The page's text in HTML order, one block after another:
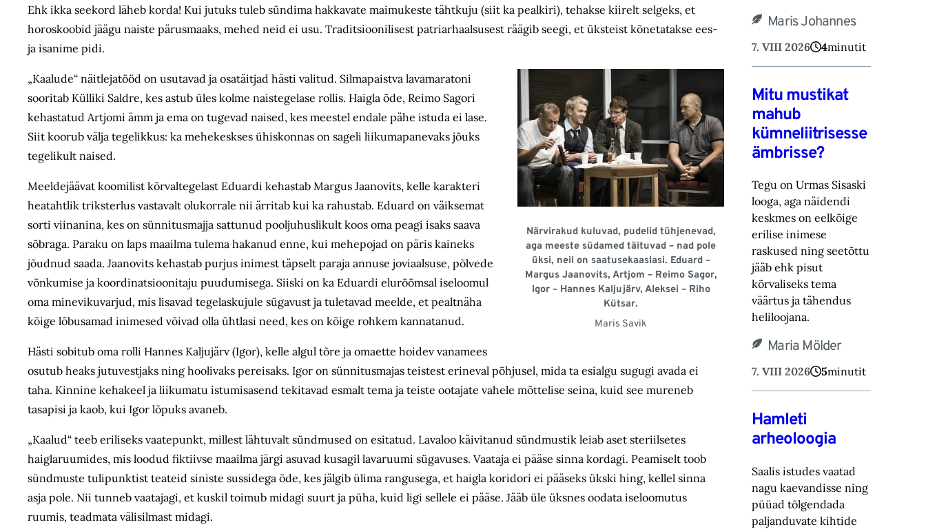
Ehk ikka seekord läheb korda! Kui jutuks tuleb sündima hakkavate maimukeste tähtkuju (siit ka pealkiri), tehakse kiirelt selgeks, et
horoskoobid jäägu naiste pärusmaaks, mehed neid ei usu. Traditsioonilisest patriarhaalsusest räägib seegi, et üksteist kõnetatakse ees-
ja isanime pidi.
Närvirakud kuluvad, pudelid tühjenevad,
aga meeste südamed täituvad – nad pole
üksi, neil on saatusekaaslasi. Eduard –
Margus Jaanovits, Artjom – Reimo Sagor,
Igor – Hannes Kaljujärv, Aleksei – Riho
Kütsar.
Maris Savik
„Kaalude“ näitlejatööd on usutavad ja osatäitjad hästi valitud. Silmapaistva lavamaratoni
sooritab Külliki Saldre, kes astub üles kolme naistegelase rollis. Haigla õde, Reimo Sagori
kehastatud Artjomi ämm ja ema on tugevad naised, kes meestel endale pähe istuda ei lase.
Siit koorub välja tegelikkus: ka mehekeskses ühiskonnas on sageli liikumapanevaks jõuks
tegelikult naised.
Meeldejäävat koomilist kõrvaltegelast Eduardi kehastab Margus Jaanovits, kelle karakteri
heatahtlik triksterlus vastavalt olukorrale nii ärritab kui ka rahustab. Eduard on väiksemat
sorti viinanina, kes on sünnitusmajja sattunud pooljuhuslikult koos oma peagi isaks saava
sõbraga. Paraku on laps maailma tulema hakanud enne, kui mehepojad on päris kaineks
jõudnud saada. Jaanovits kehastab purjus inimest täpselt paraja annuse joviaalsuse, põlvede
võnkumise ja koordinatsioonitaju puudumisega. Siiski on ka Eduardi elurõõmsal iseloomul
oma minevikuvarjud, mis lisavad tegelaskujule sügavust ja tuletavad meelde, et pealtnäha
kõige lõbusamad inimesed võivad olla ühtlasi need, kes on kõige rohkem kannatanud.
Hästi sobitub oma rolli Hannes Kaljujärv (Igor), kelle algul tõre ja omaette hoidev vanamees
osutub heaks jutuvestjaks ning hoolivaks pereisaks. Igor on sünnitusmajas teistest erineval põhjusel, mida ta esialgu sugugi avada ei
taha. Kinnine kehakeel ja liikumatu istumisasend tekitavad esmalt tema ja teiste ootajate vahele mõttelise seina, kuid see mureneb
tasapisi ja kaob, kui Igor lõpuks avaneb.
„Kaalud“ teeb eriliseks vaatepunkt, millest lähtuvalt sündmused on esitatud. Lavaloo käivitanud sündmustik leiab aset steriilsetes
haiglaruumides, mis loodud fiktiivse maailma järgi asuvad kusagil lavaruumi sügavuses. Vaataja ei pääse sinna kordagi. Peamiselt toob
sündmuste tulipunktist teateid siniste sussidega õde, kes jälgib ülima rangusega, et haigla koridori ei pääseks ükski hing, kellel sinna
asja pole. Nii tunneb vaatajagi, et kuskil toimub midagi suurt ja püha, kuid ligi sellele ei pääse. Jääb üle üksnes oodata iseloomutus
ruumis, teadmata välisilmast midagi.
Maris Johannes
7. VIII 2026 4minutit
Mitu mustikat
mahub
kümneliitrisesse
ämbrisse?
Tegu on Urmas Sisaski
looga, aga näidendi
keskmes on eelkõige
erilise inimese
raskused ning ‎seetõttu
jääb ehk pisut
kõrvaliseks tema
väärtus ja tähendus
heliloojana.‎
Maria Mölder
7. VIII 2026 5minutit
Hamleti
arheoloogia
Saalis istudes vaatad
nagu kaevandisse ning
püüad tõlgendada
paljanduvate kihtide